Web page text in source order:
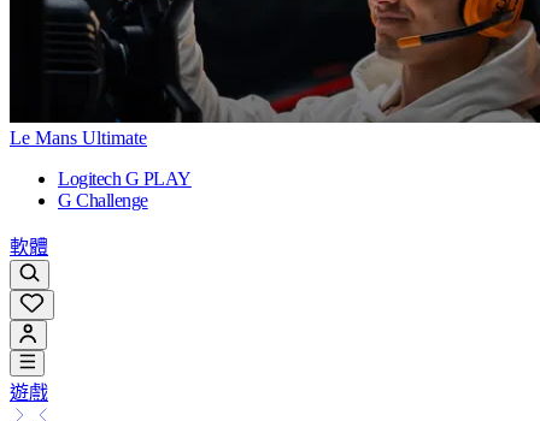
Le Mans Ultimate
Logitech G PLAY
G Challenge
軟體
遊戲